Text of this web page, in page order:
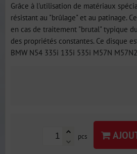
Grâce à l'utilisation de matériaux
résistant au "brûlage" et au patinage.
en cas de traitement "brutal" typique
des propriétés constantes. Ce disque
BMW N54 335i 135i 535i M57N
pcs